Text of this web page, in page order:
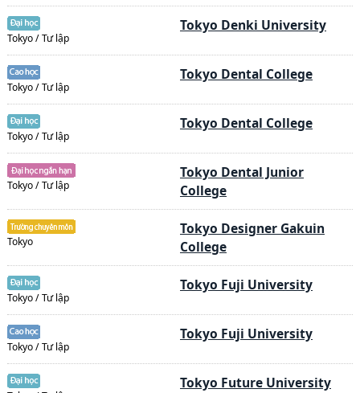
Tokyo / Tư lập
Tokyo Denki University
Tokyo / Tư lập
Tokyo Dental College
Tokyo / Tư lập
Tokyo Dental College
Tokyo / Tư lập
Tokyo Dental Junior
College
Tokyo
Tokyo Designer Gakuin
College
Tokyo / Tư lập
Tokyo Fuji University
Tokyo / Tư lập
Tokyo Fuji University
Tokyo Future University